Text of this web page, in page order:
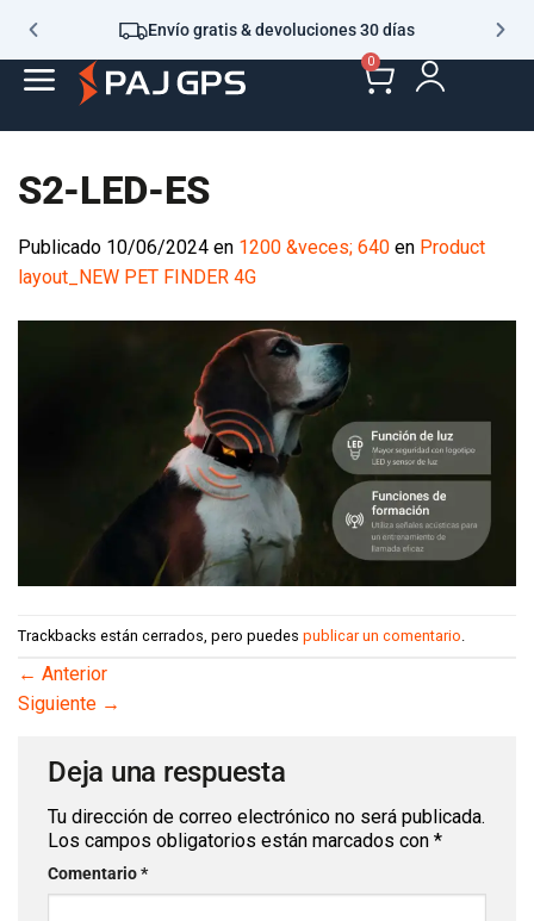
Envío gratis & devoluciones 30 días
0
S2-LED-ES
Publicado 10/06/2024 en 1200 &veces; 640 en Product
layout_NEW PET FINDER 4G
Trackbacks están cerrados, pero puedes publicar un comentario
← Anterior
Siguiente →
Deja una respuesta
Tu dirección de correo electrónico no será publicada.
Los campos obligatorios están marcados con *
Comentario*